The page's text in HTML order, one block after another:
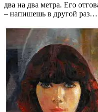
два на два метра. Его
– напишешь в другой раз…